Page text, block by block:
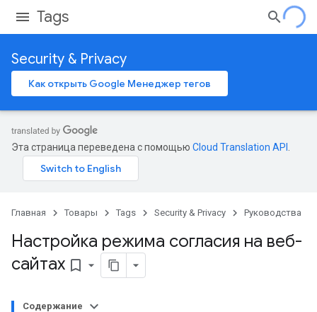
Tags
Security & Privacy
Как открыть Google Менеджер тегов
Эта страница переведена с помощью Cloud Translation API
Главная Товары Tags Security & Privacy Руководства
Настройка режима согласия на веб-
сайтах bookmark_border
Содержание